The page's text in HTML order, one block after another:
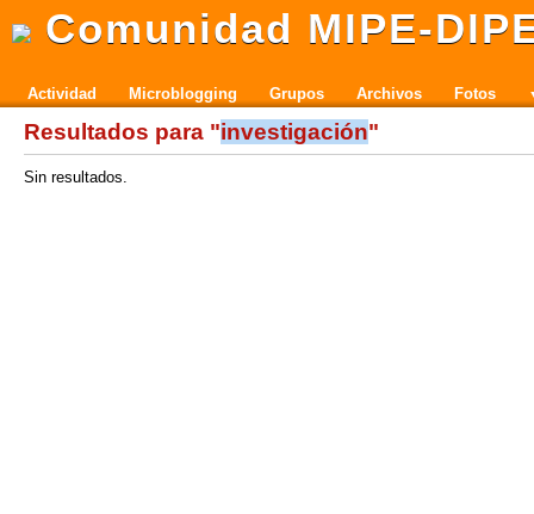
Comunidad MIPE-
Actividad Microblogging Grupos Archivos Fotos
Resultados para "investigación"
Sin resultados.